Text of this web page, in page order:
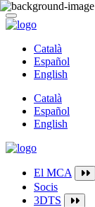
Català
Español
English
Català
Español
English
El MCA
Socis
3DTS